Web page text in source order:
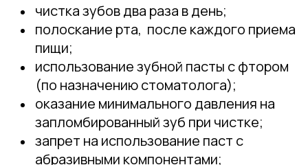
чистка зубов два раза в день;
полоскание рта, после каждого приема
пищи;
использование зубной пасты с фтором
(по назначению стоматолога);
оказание минимального давления на
запломбированный зуб при чистке;
запрет на использование паст с
абразивными компонентами;